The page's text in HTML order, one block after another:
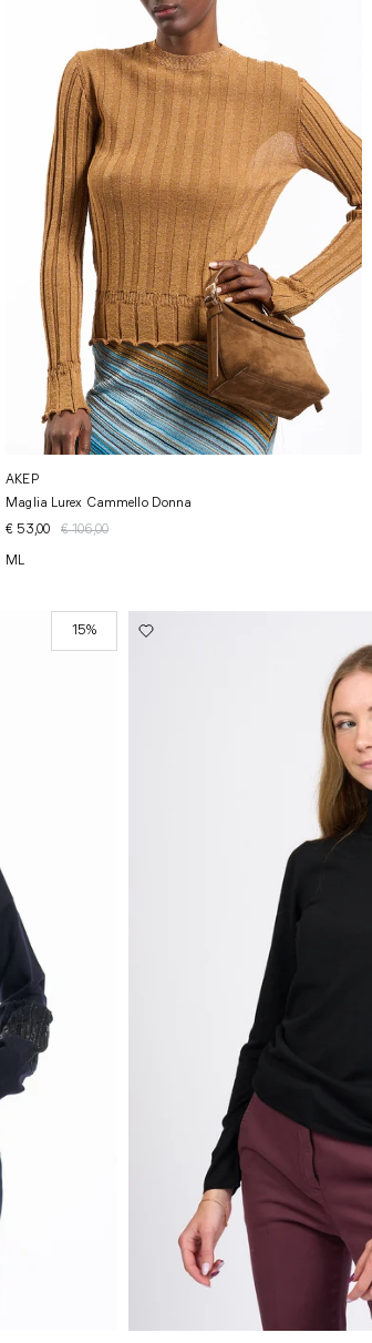
AKEP
Maglia Lurex Cammello Donna
€ 53,00
€ 106,00
M L
15%